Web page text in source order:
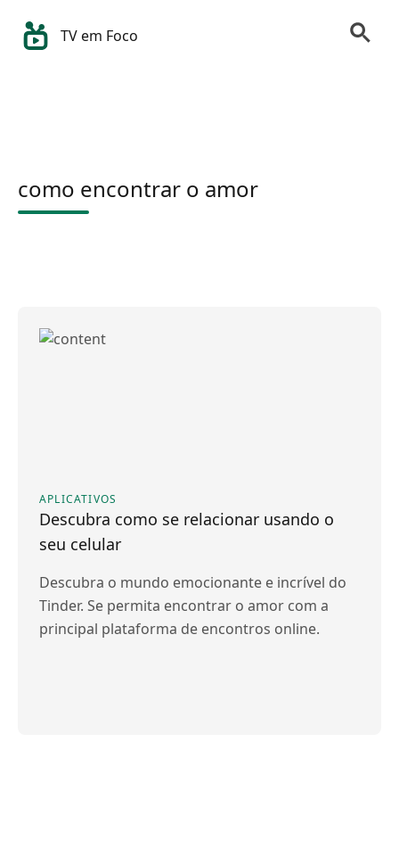
TV em Foco
como encontrar o amor
APLICATIVOS
Descubra como se relacionar usando o
seu celular
Descubra o mundo emocionante e incrível do
Tinder. Se permita encontrar o amor com a
principal plataforma de encontros online.